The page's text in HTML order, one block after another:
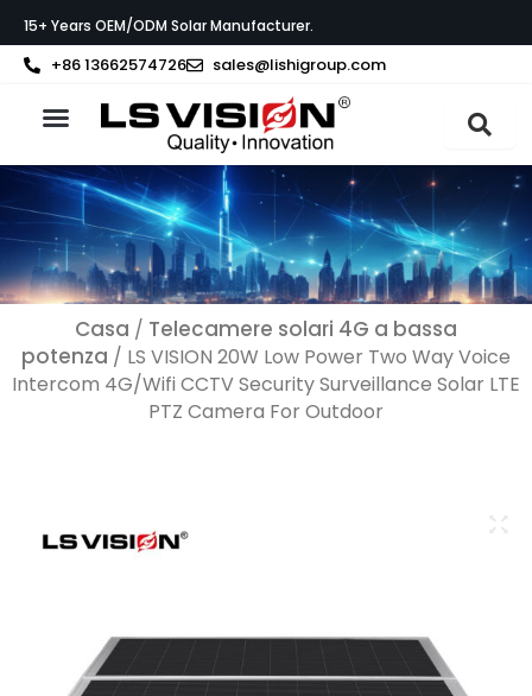
al
contenuto
15+ Years OEM/ODM Solar Manufacturer.
+86 13662574726 sales@lishigroup.com
Casa / Telecamere solari 4G a bassa
potenza / LS VISION 20W Low Power Two Way Voice
Intercom 4G/Wifi CCTV Security Surveillance Solar LTE
PTZ Camera For Outdoor